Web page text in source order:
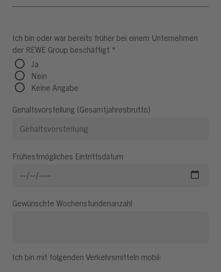
Ich bin oder war bereits früher bei einem Unternehmen
der REWE Group beschäftigt *
Ja
Nein
Keine Angabe
Gehaltsvorstellung (Gesamtjahresbrutto)
Frühestmögliches Eintrittsdatum
Gewünschte Wochenstundenanzahl
Ich bin mit folgenden Verkehrsmitteln mobil: